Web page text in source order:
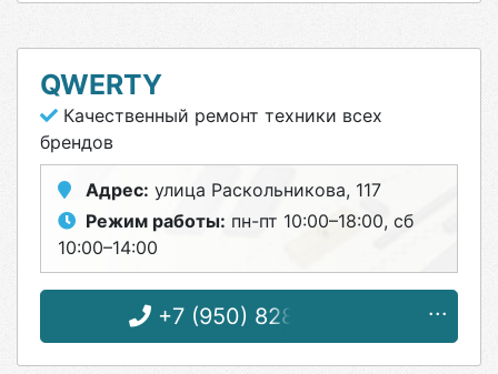
QWERTY
Качественный ремонт техники всех
брендов
Адрес: улица Раскольникова, 117
Режим работы: пн-пт 10:00–18:00, сб
10:00–14:00
+7 (950) 828-54-47